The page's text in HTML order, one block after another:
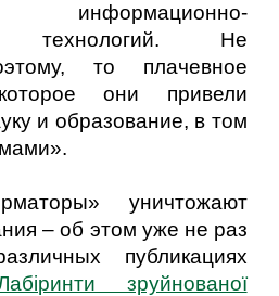
технологий. Не
то плачевное
они привели
и образование, в том
уничтожают
– об этом уже не раз
публикациях
зруйнованої